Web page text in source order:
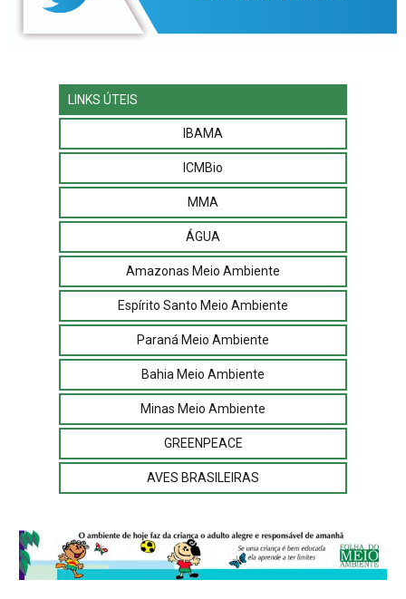
LINKS ÚTEIS
IBAMA
ICMBio
MMA
ÁGUA
Amazonas Meio Ambiente
Espírito Santo Meio Ambiente
Paraná Meio Ambiente
Bahia Meio Ambiente
Minas Meio Ambiente
GREENPEACE
AVES BRASILEIRAS